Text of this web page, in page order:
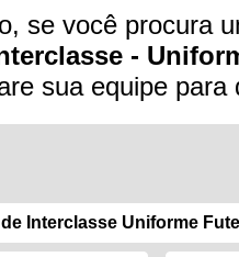
se você procura
-
sua equipe
Interclasse Uniforme